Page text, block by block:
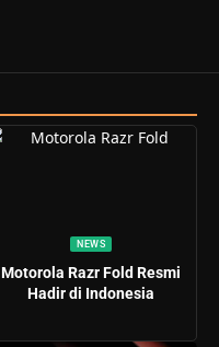
NEWS
Motorola Razr Fold Resmi
Hadir di Indonesia